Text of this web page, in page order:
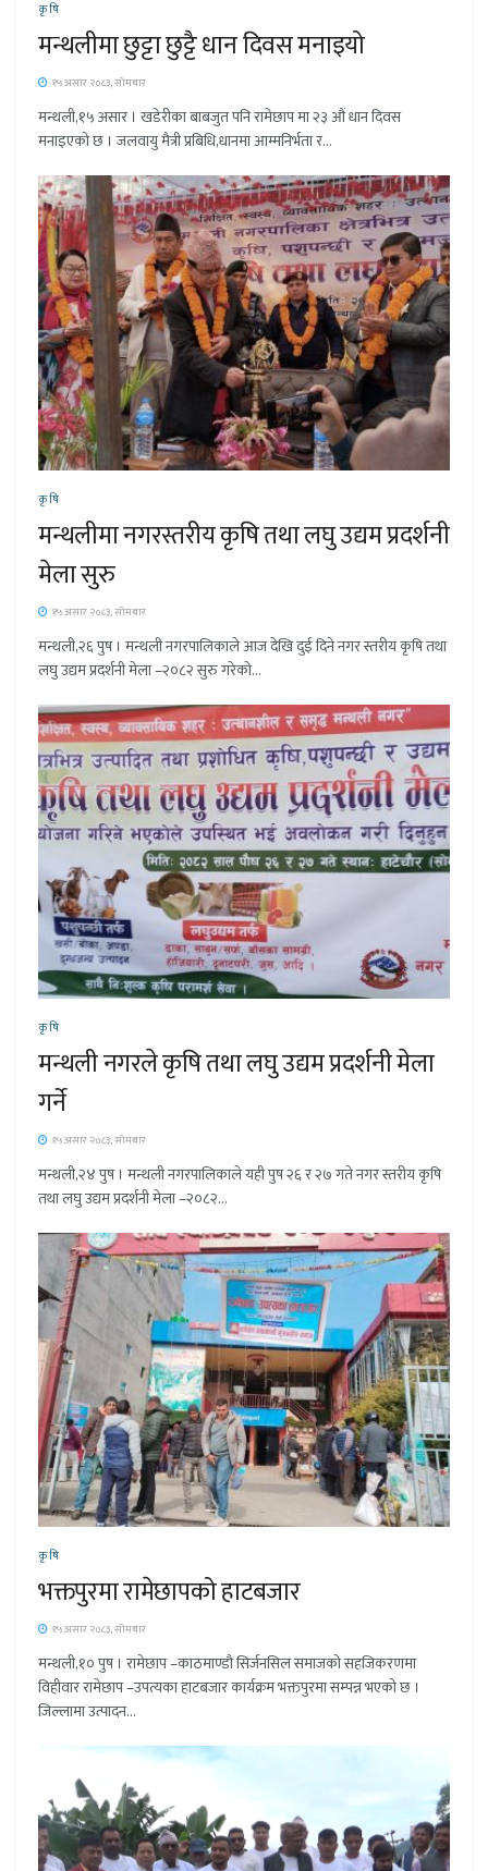
कृषि
मन्थलीमा छुट्टा छुट्टै धान दिवस मनाइयो
१५ असार २०८३, सोमबार
मन्थली,१५ असार । खडेरीका बाबजुत पनि रामेछाप मा २३ औं धान दिवस
मनाइएको छ । जलवायु मैत्री प्रबिधि,धानमा आम्मनिर्भता र...
कृषि
मन्थलीमा नगरस्तरीय कृषि तथा लघु उद्यम प्रदर्शनी
मेला सुरु
१५ असार २०८३, सोमबार
मन्थली,२६ पुष । मन्थली नगरपालिकाले आज देखि दुई दिने नगर स्तरीय कृषि तथा
लघु उद्यम प्रदर्शनी मेला –२०८२ सुरु गरेको...
कृषि
मन्थली नगरले कृषि तथा लघु उद्यम प्रदर्शनी मेला
गर्ने
१५ असार २०८३, सोमबार
मन्थली,२४ पुष । मन्थली नगरपालिकाले यही पुष २६ र २७ गते नगर स्तरीय कृषि
तथा लघु उद्यम प्रदर्शनी मेला –२०८२...
कृषि
भक्तपुरमा रामेछापको हाटबजार
१५ असार २०८३, सोमबार
मन्थली,१० पुष । रामेछाप –काठमाण्डौ सिर्जनसिल समाजको सहजिकरणमा
विहीवार रामेछाप –उपत्यका हाटबजार कार्यक्रम भक्तपुरमा सम्पन्न भएको छ ।
जिल्लामा उत्पादन...